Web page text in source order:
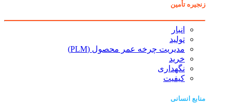
زنجیره تأمین
انبار
تولید
مدیریت چرخه عمر محصول (PLM)
خرید
نگهداری
کیفیت
منابع انسانی